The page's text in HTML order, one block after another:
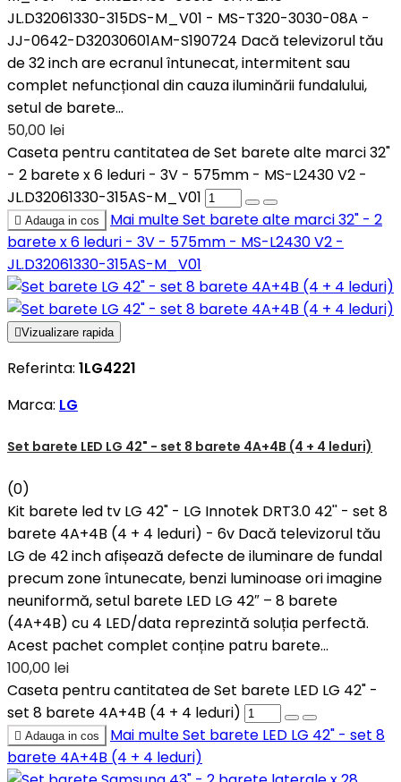
JL.D32061330-315DS-M_V01 - MS-T320-3030-08A -
JJ-0642-D32030601AM-S190724 Dacă televizorul tău
de 32 inch are ecranul întunecat, intermitent sau
complet nefuncțional din cauza iluminării fundalului,
setul de barete...
50,00 lei
Caseta pentru cantitatea de Set barete alte marci 32"
- 2 barete x 6 leduri - 3V - 575mm - MS-L2430 V2 -
JL.D32061330-315AS-M_V01
 Adauga in cos Mai multeSet barete alte marci 32" - 2
barete x 6 leduri - 3V - 575mm - MS-L2430 V2 -
JL.D32061330-315AS-M_V01
Vizualizare rapida
Referinta: 1LG4221
Marca: LG
Set barete LED LG 42" - set 8 barete 4A+4B (4 + 4 leduri)
(0)
Kit barete led tv LG 42" - LG Innotek DRT3.0 42'' - set 8
barete 4A+4B (4 + 4 leduri) - 6v Dacă televizorul tău
LG de 42 inch afișează defecte de iluminare de fundal
precum zone întunecate, benzi luminoase ori imagine
neuniformă, setul barete LED LG 42″ – 8 barete
(4A+4B) cu 4 LED/data reprezintă soluția perfectă.
Acest pachet complet conține patru barete...
100,00 lei
Caseta pentru cantitatea de Set barete LED LG 42" -
set 8 barete 4A+4B (4 + 4 leduri)
 Adauga in cos Mai multeSet barete LED LG 42" - set 8
barete 4A+4B (4 + 4 leduri)